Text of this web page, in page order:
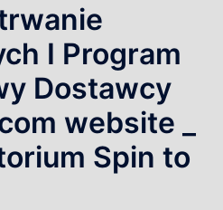
I Program
Dostawcy
website _
Spin to